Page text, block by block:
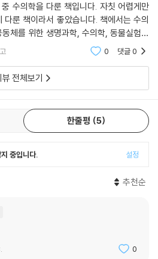
물원은 사람의 흥미를 위한 놀이 시설과
구도 사육사의 지시에 따라 수동적으로 움
않는다. 마찬가지로 인간이 얻는 이득이
물의 희생을 흔쾌히 여기지도 않는다. 동
스로 죽고, 실험으로 희생되고, 기후변화
이 멸종되었다고 해도 당장 피부로 느껴
멸종은 결국 자연의 거대한 먹이사슬이 깨
경고한다. 망가진 자연 생태계에서 최종적
것이기 때문이다.
로는 식량으로 이용된 동물은 오늘날 또
이다. 동물은 사람들에게 심리적 안정감을
사람은 지구라는 공동체에서 공존하고 상
의 거대한 생명체로서 사람과 동물, 환경
을 수 있다. 그런 의미에서 동물의 질병과
을 의미하기 때문에 우리는 지구 공동체의
수의학을 다룬 책입니다. 자칫 어렵게만
룬 책이라서 좋았습니다. 책에서는 수의
체를 위한 생명과학, 수의학, 동물실험에
다. 인류와 동물은 떼어낼 수 없는 관계입
0 댓글0
뷰 전체보기
한줄평 5
중입니다. 설정
추천순
0